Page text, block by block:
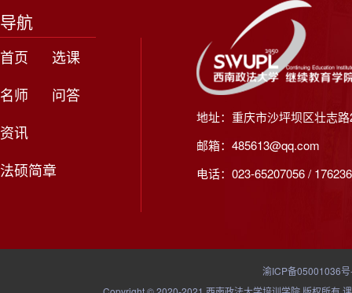
导航
首页
选课
名师
问答
资讯
法硕简章
地址：重庆市沙坪坝区壮志
邮箱：485613@qq.com
电话：023-65207056 /
渝ICP备05001036